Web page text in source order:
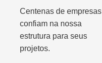
Centenas de empresas
confiam na nossa
estrutura para seus
projetos.